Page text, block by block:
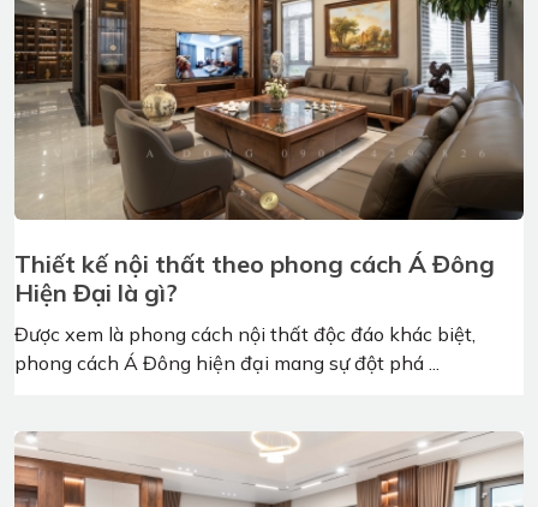
Những ưu điểm khi lựa chọn nội thất gỗ óc
chó Việt Á Đông
Gỗ óc chó, với những đường vân gỗ tự nhiên đẹp mắt và
độ bền vượt trội. Từ lâu, loại gỗ ...